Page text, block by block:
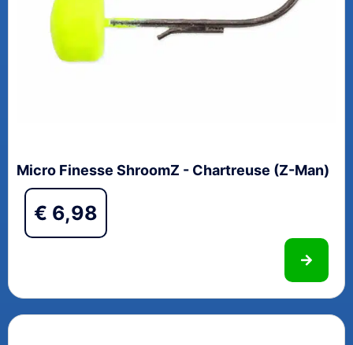
Micro Finesse ShroomZ - Chartreuse (Z-Man)
€ 6,98